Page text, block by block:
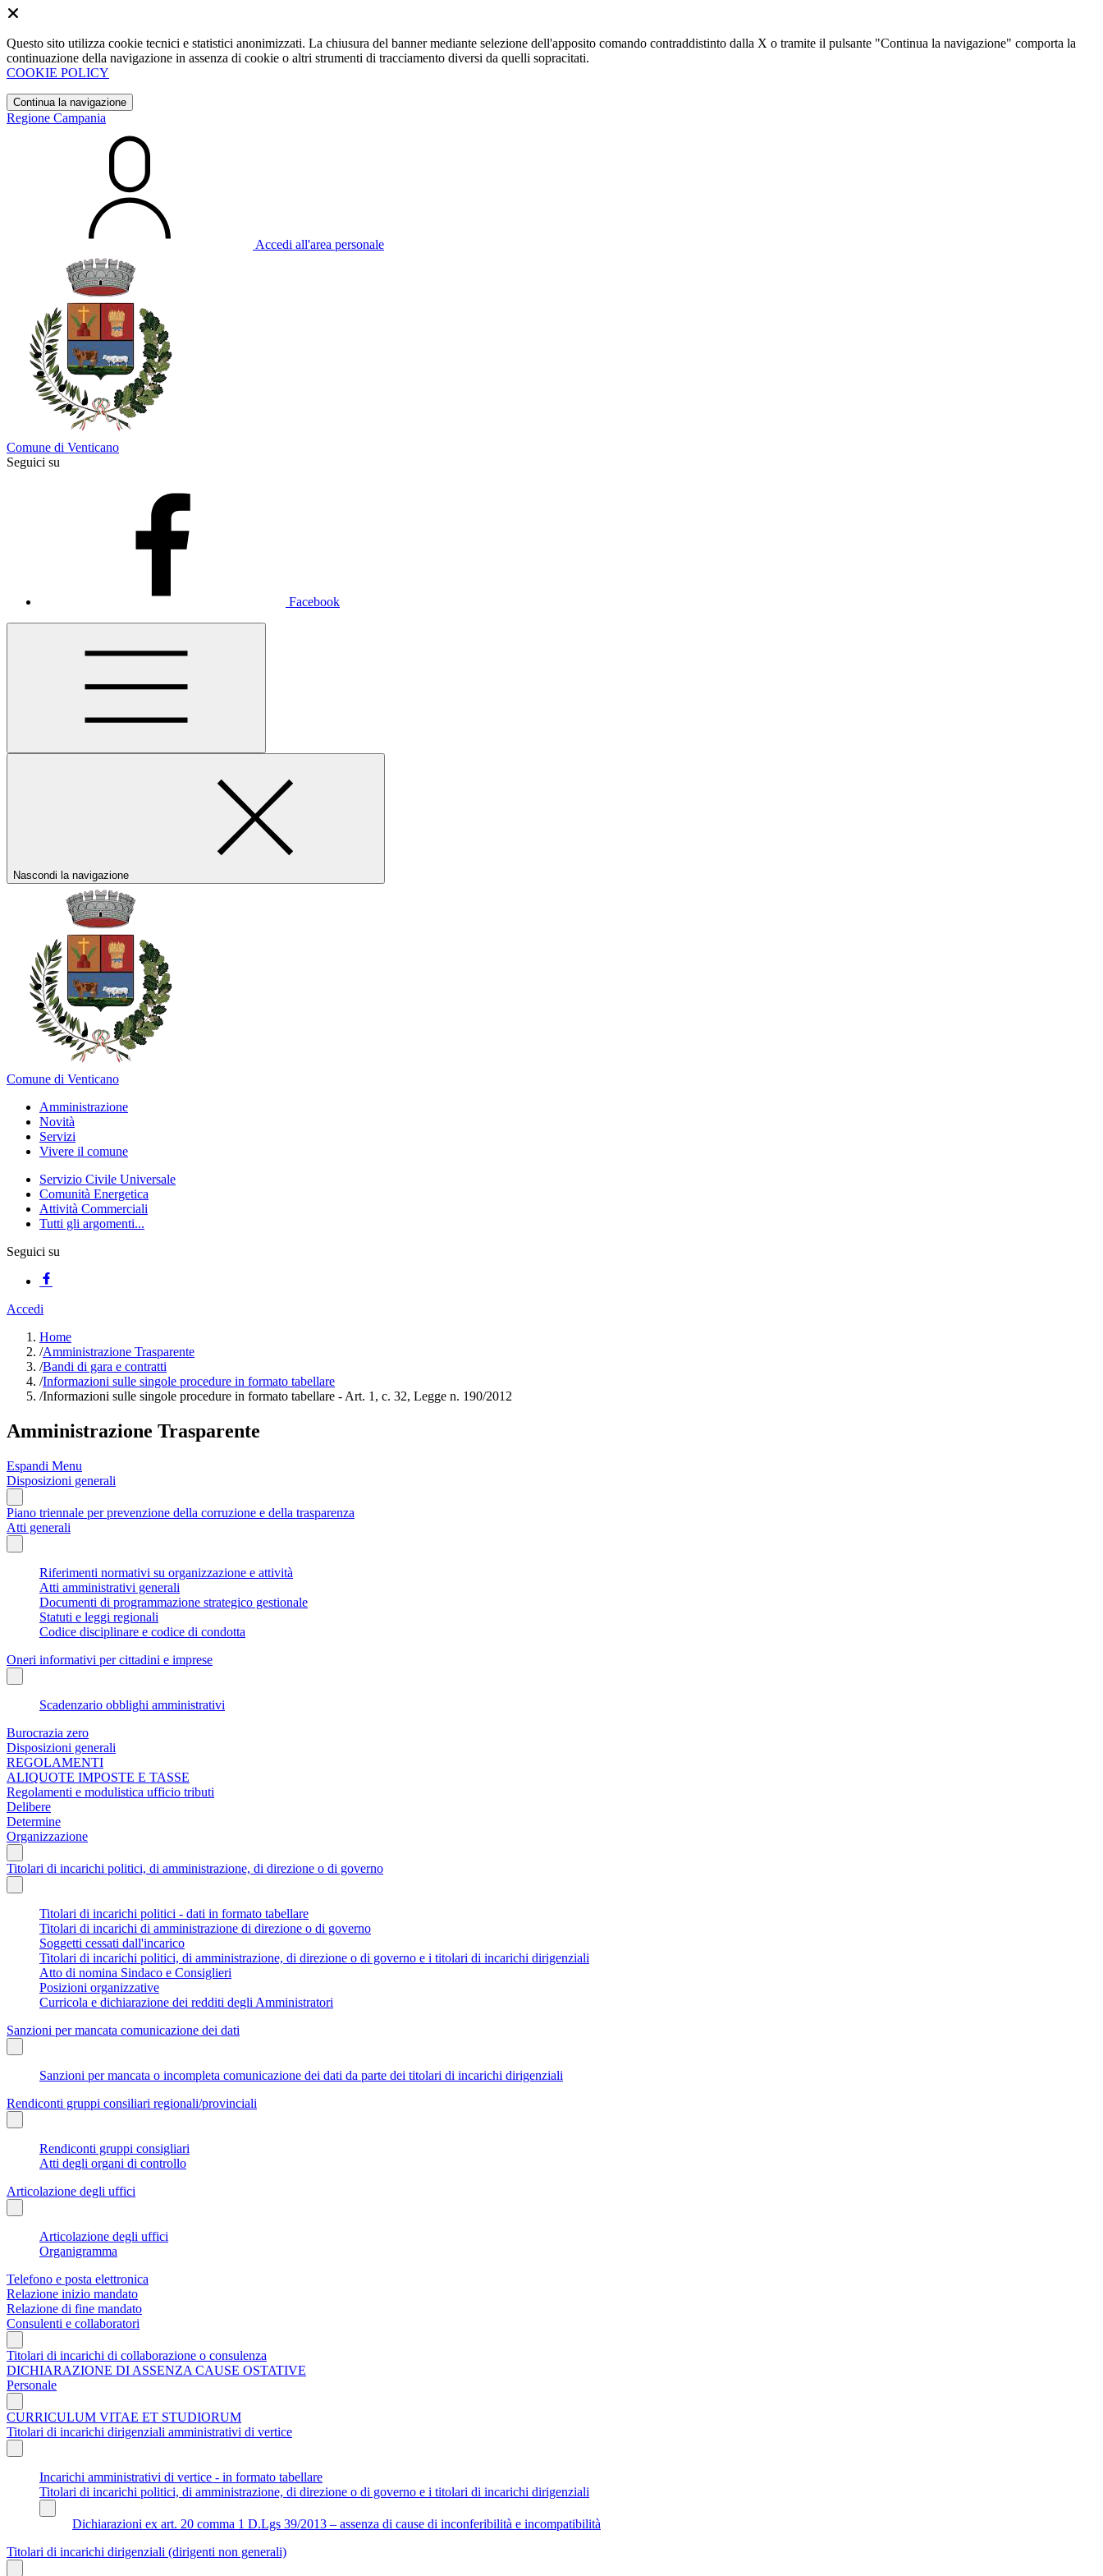
Questo sito utilizza cookie tecnici e statistici anonimizzati. La chiusura del banner mediante selezione dell'apposito comando contraddistinto dalla X o tramite il pulsante "Continua la navigazione" comporta la
continuazione della navigazione in assenza di cookie o altri strumenti di tracciamento diversi da quelli sopracitati.
COOKIE POLICY
Continua la navigazione
Regione Campania
Accedi all'area personale
Comune di Venticano
Seguici su
Facebook
Nascondi la navigazione
Comune di Venticano
Amministrazione
Novità
Servizi
Vivere il comune
Servizio Civile Universale
Comunità Energetica
Attività Commerciali
Tutti gli argomenti...
Seguici su
Accedi
Home
/Amministrazione Trasparente
/Bandi di gara e contratti
/Informazioni sulle singole procedure in formato tabellare
/Informazioni sulle singole procedure in formato tabellare - Art. 1, c. 32, Legge n. 190/2012
Amministrazione Trasparente
Espandi Menu
Disposizioni generali
Piano triennale per prevenzione della corruzione e della trasparenza
Atti generali
Riferimenti normativi su organizzazione e attività
Atti amministrativi generali
Documenti di programmazione strategico gestionale
Statuti e leggi regionali
Codice disciplinare e codice di condotta
Oneri informativi per cittadini e imprese
Scadenzario obblighi amministrativi
Burocrazia zero
Disposizioni generali
REGOLAMENTI
ALIQUOTE IMPOSTE E TASSE
Regolamenti e modulistica ufficio tributi
Delibere
Determine
Organizzazione
Titolari di incarichi politici, di amministrazione, di direzione o di governo
Titolari di incarichi politici - dati in formato tabellare
Titolari di incarichi di amministrazione di direzione o di governo
Soggetti cessati dall'incarico
Titolari di incarichi politici, di amministrazione, di direzione o di governo e i titolari di incarichi dirigenziali
Atto di nomina Sindaco e Consiglieri
Posizioni organizzative
Curricola e dichiarazione dei redditi degli Amministratori
Sanzioni per mancata comunicazione dei dati
Sanzioni per mancata o incompleta comunicazione dei dati da parte dei titolari di incarichi dirigenziali
Rendiconti gruppi consiliari regionali/provinciali
Rendiconti gruppi consigliari
Atti degli organi di controllo
Articolazione degli uffici
Articolazione degli uffici
Organigramma
Telefono e posta elettronica
Relazione inizio mandato
Relazione di fine mandato
Consulenti e collaboratori
Titolari di incarichi di collaborazione o consulenza
DICHIARAZIONE DI ASSENZA CAUSE OSTATIVE
Personale
CURRICULUM VITAE ET STUDIORUM
Titolari di incarichi dirigenziali amministrativi di vertice
Incarichi amministrativi di vertice - in formato tabellare
Titolari di incarichi politici, di amministrazione, di direzione o di governo e i titolari di incarichi dirigenziali
Dichiarazioni ex art. 20 comma 1 D.Lgs 39/2013 – assenza di cause di inconferibilità e incompatibilità
Titolari di incarichi dirigenziali (dirigenti non generali)